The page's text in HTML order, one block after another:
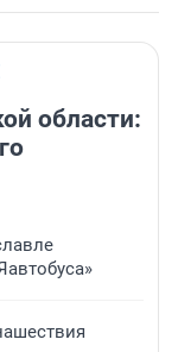
области: